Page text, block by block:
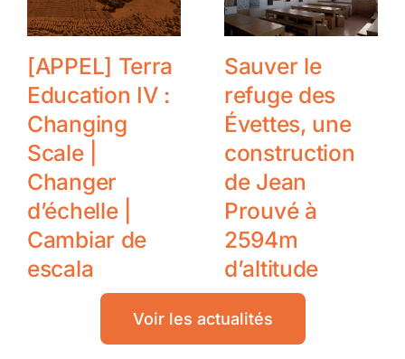
[APPEL] Terra
Education IV :
Changing
Scale |
Changer
d’échelle |
Cambiar de
escala
Sauver le
refuge des
Évettes, une
construction
de Jean
Prouvé à
2594m
d’altitude
Voir les actualités